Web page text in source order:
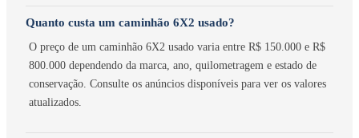
Quanto custa um caminhão 6X2 usado?
O preço de um caminhão 6X2 usado varia entre R$ 150.000 e R$
800.000 dependendo da marca, ano, quilometragem e estado de
conservação. Consulte os anúncios disponíveis para ver os valores
atualizados.